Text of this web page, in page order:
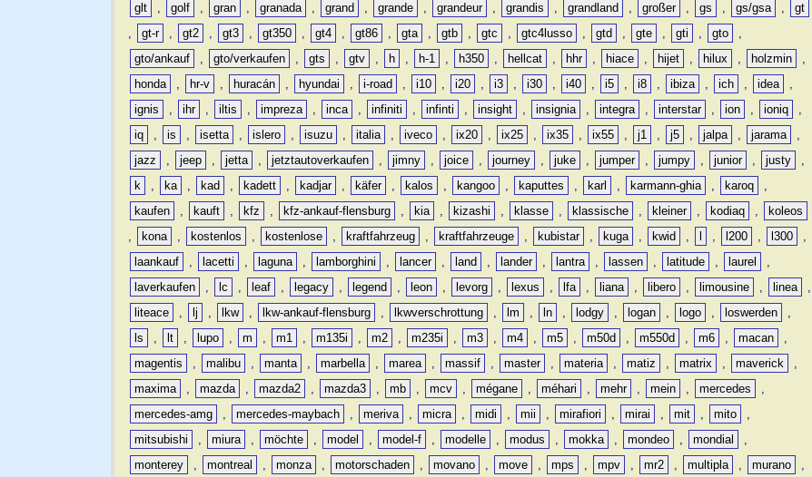
glt
, golf , gran , granada , grand , grande , grandeur , grandis , grandland , großer , gs , gs/gsa ,
gt
,
gt-r , gt2 , gt3 , gt350 , gt4 , gt86 , gta , gtb , gtc , gtc4lusso , gtd , gte , gti , gto
,
gto/ankauf
, gto/verkaufen , gts , gtv , h , h-1 , h350 , hellcat , hhr , hiace , hijet , hilux , holzmin
,
honda
, hr-v , huracán , hyundai , i-road , i10 , i20 , i3 , i30 , i40 , i5 , i8 , ibiza , ich , idea
,
ignis
, ihr , iltis , impreza , inca , infiniti , infinti , insight , insignia , integra , interstar , ion , ioniq
,
iq
, is , isetta , islero , isuzu , italia , iveco , ix20 , ix25 , ix35 , ix55 , j1 , j5 , jalpa , jarama
,
jazz
, jeep , jetta , jetztautoverkaufen , jimny , joice , journey , juke , jumper , jumpy , junior , justy
,
k
, ka , kad , kadett , kadjar , käfer , kalos , kangoo , kaputtes , karl , karmann-ghia , karoq
,
kaufen
, kauft , kfz , kfz-ankauf-flensburg , kia , kizashi , klasse , klassische , kleiner , kodiaq ,
koleos
,
kona , kostenlos , kostenlose , kraftfahrzeug , kraftfahrzeuge , kubistar , kuga , kwid , , l200 , l300
,
laankauf
, lacetti , laguna , lamborghini , lancer , land , lander , lantra , lassen , latitude , laurel
,
laverkaufen
, lc , leaf , legacy , legend , leon , levorg , lexus , lfa , liana , libero , limousine , linea
,
liteace
, lj , lkw , lkw-ankauf-flensburg , lkwverschrottung , lm , ln , lodgy , logan , logo , loswerden
,
ls
, lt , lupo , m , m1 , m135i , m2 , m235i , m3 , m4 , m5 , m50d , m550d , m6 , macan
,
magentis
, malibu , manta , marbella , marea , massif , master , materia , matiz , matrix , maverick
,
maxima
, mazda , mazda2 , mazda3 , mb , mcv , mégane , méhari , mehr , mein , mercedes
,
mercedes-amg
, mercedes-maybach , meriva , micra , midi , mii , mirafiori , mirai , mit , mito
,
mitsubishi
, miura , möchte , model , model-f , modelle , modus , mokka , mondeo , mondial
,
monterey
, montreal , monza , motorschaden , movano , move , mps , mpv , mr2 , multipla , murano
,